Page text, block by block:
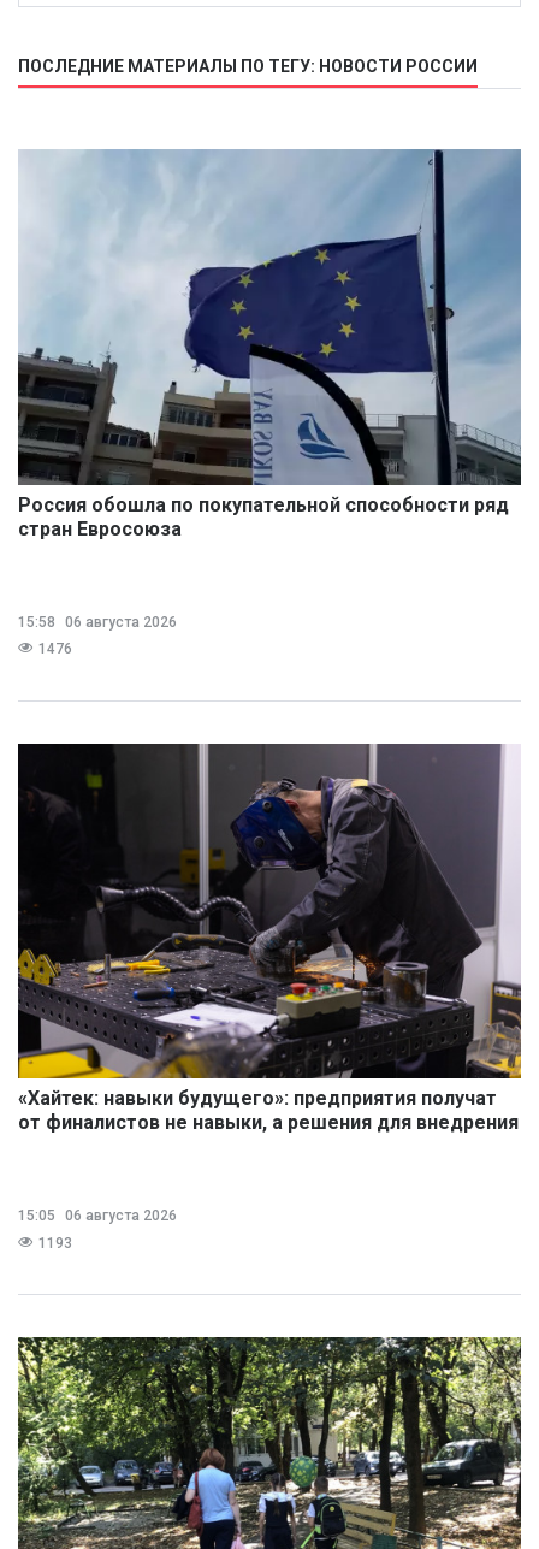
ПОСЛЕДНИЕ МАТЕРИАЛЫ ПО ТЕГУ: НОВОСТИ РОССИИ
Россия обошла по покупательной способности ряд
стран Евросоюза
15:58
06 августа 2026
1476
«Хайтек: навыки будущего»: предприятия получат
от финалистов не навыки, а решения для внедрения
15:05
06 августа 2026
1193